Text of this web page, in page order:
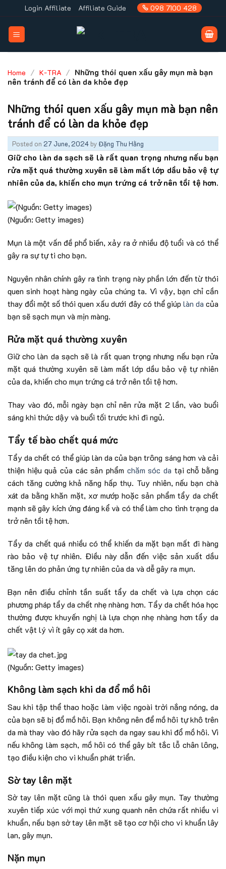
to
content
Login Affiliate Affiliate Guide 098 7100 428
Home / K-TRA / Những thói quen xấu gây mụn mà bạn
nên tránh để có làn da khỏe đẹp
Những thói quen xấu gây mụn mà bạn nên
tránh để có làn da khỏe đẹp
Posted on 27 June, 2024 byĐặng Thu Hằng
Giữ cho làn da sạch sẽ là rất quan trọng nhưng nếu bạn
rửa mặt quá thường xuyên sẽ làm mất lớp dầu bảo vệ tự
nhiên của da, khiến cho mụn trứng cá trở nên tồi tệ hơn.
(Nguồn: Getty images)
Mụn là một vấn đề phổ biến, xảy ra ở nhiều độ tuổi và có thể
gây ra sự tự ti cho bạn.
Nguyên nhân chính gây ra tình trạng này phần lớn đến từ thói
quen sinh hoạt hàng ngày của chúng ta. Vì vậy, bạn chỉ cần
thay đổi một số thói quen xấu dưới đây có thể giúp làn da của
bạn sẽ sạch mụn và mịn màng.
Rửa mặt quá thường xuyên
Giữ cho làn da sạch sẽ là rất quan trọng nhưng nếu bạn rửa
mặt quá thường xuyên sẽ làm mất lớp dầu bảo vệ tự nhiên
của da, khiến cho mụn trứng cá trở nên tồi tệ hơn.
Thay vào đó, mỗi ngày bạn chỉ nên rửa mặt 2 lần, vào buổi
sáng khi thức dậy và buổi tối trước khi đi ngủ.
Tẩy tế bào chết quá mức
Tẩy da chết có thể giúp làn da của bạn trông sáng hơn và cải
thiện hiệu quả của các sản phẩm chăm sóc da tại chỗ bằng
cách tăng cường khả năng hấp thụ. Tuy nhiên, nếu bạn chà
xát da bằng khăn mặt, xơ mướp hoặc sản phẩm tẩy da chết
mạnh sẽ gây kích ứng đáng kể và có thể làm cho tình trạng da
trở nên tồi tệ hơn.
Tẩy da chết quá nhiều có thể khiến da mặt bạn mất đi hàng
rào bảo vệ tự nhiên. Điều này dẫn đến việc sản xuất dầu
tăng lên do phản ứng tự nhiên của da và dễ gây ra mụn.
Bạn nên điều chỉnh tần suất tẩy da chết và lựa chọn các
phương pháp tẩy da chết nhẹ nhàng hơn. Tẩy da chết hóa học
thường được khuyến nghị là lựa chọn nhẹ nhàng hơn tẩy da
chết vật lý vì ít gây cọ xát da hơn.
(Nguồn: Getty images)
Không làm sạch khi da đổ mồ hôi
Sau khi tập thể thao hoặc làm việc ngoài trời nắng nóng, da
của bạn sẽ bị đổ mồ hôi. Bạn không nên để mồ hôi tự khô trên
da mà thay vào đó hãy rửa sạch da ngay sau khi đổ mồ hôi. Vì
nếu không làm sạch, mồ hôi có thể gây bít tắc lỗ chân lông,
tạo điều kiện cho vi khuẩn phát triển.
Sờ tay lên mặt
Sờ tay lên mặt cũng là thói quen xấu gây mụn. Tay thường
xuyên tiếp xúc với mọi thứ xung quanh nên chứa rất nhiều vi
khuẩn, nếu bạn sờ tay lên mặt sẽ tạo cơ hội cho vi khuẩn lây
lan, gây mụn.
Nặn mụn